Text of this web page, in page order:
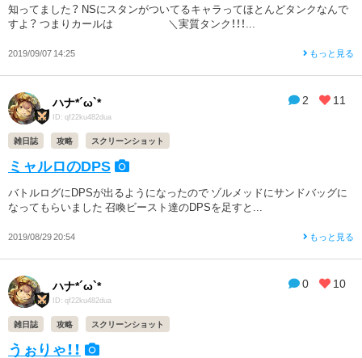
知ってました？ NSにスタンがついてるキャラってほとんどタンクなんで
すよ？ つまりカールは ＼実質タンク！！！...
2019/09/07 14:25 もっと見る
2 11
ハナ*´ω`*
ID: qf22ku482dua
雑日誌 攻略 スクリーンショット
ミャルロのDPS
バトルログにDPSが出るようになったので ゾルメッドにサンドバッグに
なってもらいました 召喚ビースト達のDPSを足すと...
2019/08/29 20:54 もっと見る
0 10
ハナ*´ω`*
ID: qf22ku482dua
雑日誌 攻略 スクリーンショット
うぉりゃ！！